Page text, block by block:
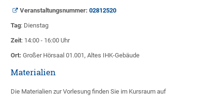
Veranstaltungsnummer:02812520
Tag: Dienstag
Zeit: 14:00 - 16:00 Uhr
Ort: Großer Hörsaal 01.001, Altes IHK-Gebäude
Materialien
Die Materialien zur Vorlesung finden Sie im Kursraum auf